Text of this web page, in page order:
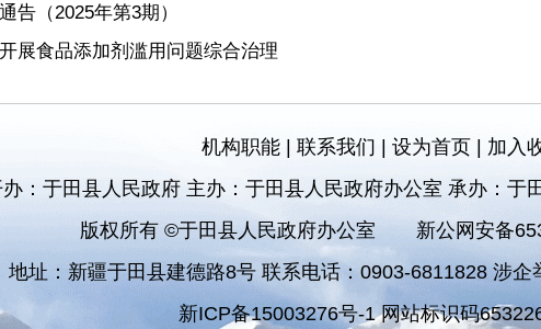
告（2025年第3期）
展食品添加剂滥用问题综合治理
机构职能| 联系我们 | 设为首页| 加入
：于田县人民政府 主办：于田县人民政府办公室 承办：于
版权所有 ©于田县人民政府办公室
新公网安备
地址：新疆于田县建德路8号 联系电话：0903-6811828 涉
新ICP备15003276号-1 网站标识码